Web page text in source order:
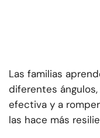
Las familias
diferentes
efectiva y a
las hace más